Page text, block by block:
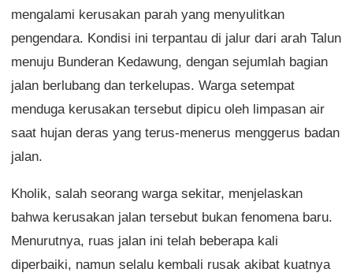
mengalami kerusakan parah yang menyulitkan
pengendara. Kondisi ini terpantau di jalur dari arah Talun
menuju Bunderan Kedawung, dengan sejumlah bagian
jalan berlubang dan terkelupas. Warga setempat
menduga kerusakan tersebut dipicu oleh limpasan air
saat hujan deras yang terus-menerus menggerus badan
jalan.
Kholik, salah seorang warga sekitar, menjelaskan
bahwa kerusakan jalan tersebut bukan fenomena baru.
Menurutnya, ruas jalan ini telah beberapa kali
diperbaiki, namun selalu kembali rusak akibat kuatnya